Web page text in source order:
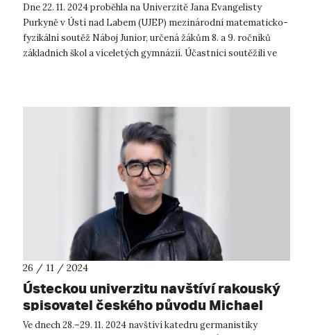
Dne 22. 11. 2024 proběhla na Univerzitě Jana Evangelisty
Purkyně v Ústí nad Labem (UJEP) mezinárodní matematicko-
fyzikální soutěž Náboj Junior, určená žákům 8. a 9. ročníků
základních škol a víceletých gymnázií. Účastníci soutěžili ve
26 / 11 / 2024
Ústeckou univerzitu navštíví rakouský
spisovatel českého původu Michael
Stavarič
Ve dnech 28.–29. 11. 2024 navštíví katedru germanistiky